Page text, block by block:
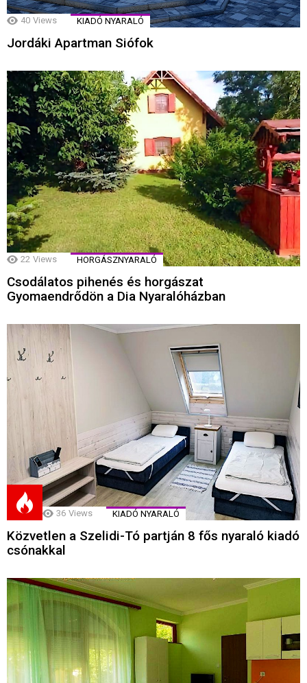
40 Views KIADÓ NYARALÓ
Jordáki Apartman Siófok
22 Views HORGÁSZNYARALÓ
Csodálatos pihenés és horgászat
Gyomaendrődön a Dia Nyaralóházban
36 Views KIADÓ NYARALÓ
Közvetlen a Szelidi-Tó partján 8 fős nyaraló kiadó
csónakkal